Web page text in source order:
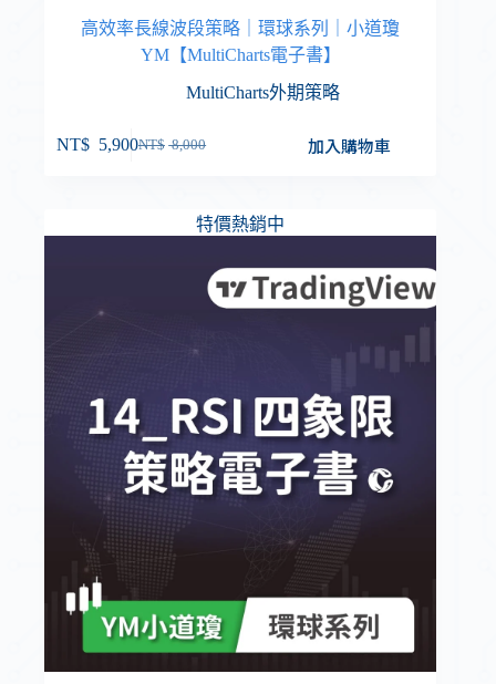
高效率長線波段策略｜環球系列｜小道瓊
YM【MultiCharts電子書】
MultiCharts外期策略
NT$ 8,000
NT$ 5,900 加入購物車
特價熱銷中